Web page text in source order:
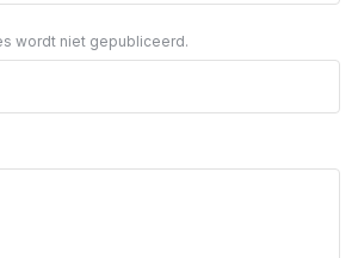
wordt niet gepubliceerd.